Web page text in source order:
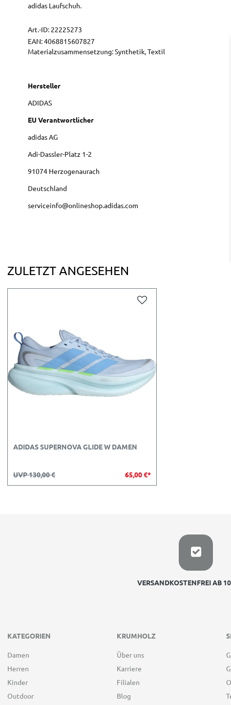
adidas Laufschuh.
Art.-ID: 22225273
EAN:4068815607827
Materialzusammensetzung: Synthetik, Textil
Hersteller
ADIDAS
EU Verantwortlicher
adidas AG
Adi-Dassler-Platz 1-2
91074 Herzogenaurach
Deutschland
serviceinfo@onlineshop.adidas.com
ZULETZT ANGESEHEN
ADIDAS SUPERNOVA GLIDE W DAMEN
UVP 130,00 € 65,00 €*
VERSANDKOSTENFREI AB
KATEGORIEN
Damen
Herren
Kinder
Outdoor
KRUMHOLZ
Über uns
Karriere
Filialen
Blog